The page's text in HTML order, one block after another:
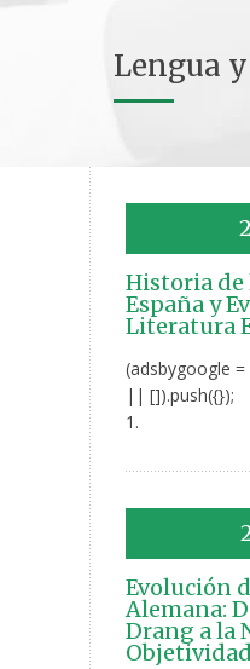
Lengua
Historia de
España y
Literatura
(adsbygoogle
|| []).push({});
1.
Evolución
Alemana:
Drang a la